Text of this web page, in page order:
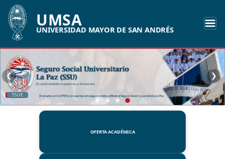
UMSA
UNIVERSIDAD MAYOR DE SAN ANDRÉS
SSUE
❮ ❯
OFERTA ACADÉMICA